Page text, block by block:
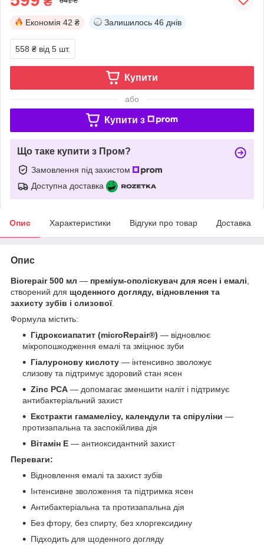
Економія 42 ₴ Залишилось 46 днів
558 ₴ від 5 шт.
Купити
або
Купити з
Що таке купити з Пром?
Замовлення під захистом
Доступна доставка
Опис Характеристики Відгуки про товар Доставка
Опис
Biorepair 500 мл — преміум-ополіскувач для ясен і емалі
створений для щоденного догляду, відновлення та
захисту зубів і слизової.
Формула містить:
Гідроксиапатит (microRepair®) — відновлює
мікропошкодження емалі та зміцнює зуби
Гіалуронову кислоту — інтенсивно зволожує
слизову та підтримує здоровий стан ясен
Zinc PCA — допомагає зменшити наліт і підтримує
антибактеріальний захист
Екстракти гамамелісу, календули та спіруліни —
протизапальна та заспокійлива дія
Вітамін Е — антиоксидантний захист
Переваги:
Відновлення емалі та захист зубів
Інтенсивне зволоження та підтримка ясен
Антибактеріальна та протизапальна дія
Без фтору, без спирту, без хлоргексидину
Підходить для щоденного догляду